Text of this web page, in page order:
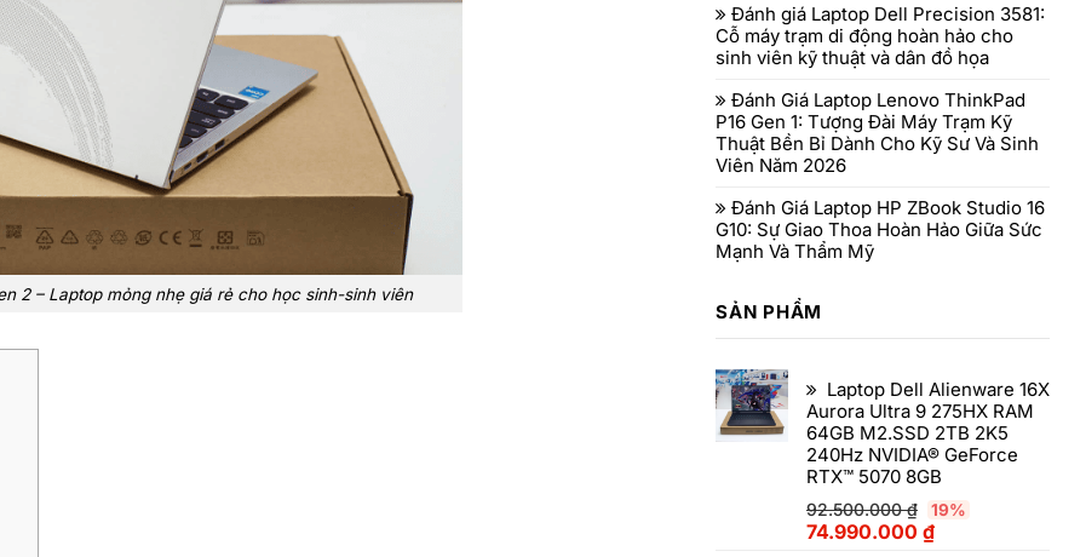
2 – Laptop mỏng nhẹ giá rẻ cho học sinh-sinh viên
Đánh giá Laptop Dell Precision 3581:
Cỗ máy trạm di động hoàn hảo cho
sinh viên kỹ thuật và dân đồ họa
Đánh Giá Laptop Lenovo ThinkPad
P16 Gen 1: Tượng Đài Máy Trạm Kỹ
Thuật Bền Bỉ Dành Cho Kỹ Sư Và Sinh
Viên Năm 2026
Đánh Giá Laptop HP ZBook Studio 16
G10: Sự Giao Thoa Hoàn Hảo Giữa Sức
Mạnh Và Thẩm Mỹ
SẢN PHẨM
Laptop Dell Alienware 16X
Aurora Ultra 9 275HX RAM
64GB M2.SSD 2TB 2K5
240Hz NVIDIA® GeForce
RTX™ 5070 8GB
92.500.000₫ 19%
74.990.000 ₫